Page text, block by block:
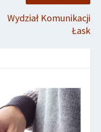
Wydział Komunikacji
Łask